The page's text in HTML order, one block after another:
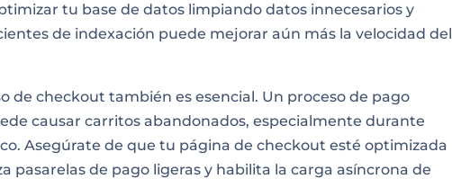
tu base de datos limpiando datos innecesarios y
de indexación puede mejorar aún más la velocidad del
de checkout también es esencial. Un proceso de pago
causar carritos abandonados, especialmente durante
Asegúrate de que tu página de checkout esté optimizada
pasarelas de pago ligeras y habilita la carga asíncrona de